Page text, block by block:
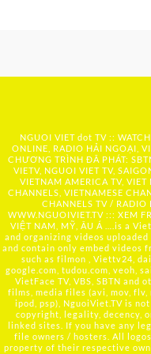
NGUOI VIET dot TV ::
ONLINE, RADIO HẢI NGOẠI,
CHƯƠNG TRÌNH ĐÃ PHÁT:
VIETV, NGUOI VIET TV,
VIETNAM AMERICA TV, VIET
CHANNELS, VIETNAMESE
CHANNELS TV / RADIO
WWW.NGUOIVIET.TV ::: XEM
VIỆT NAM, MỸ, ÂU Á ….is a
and organizing videos
and contain only embed videos
such as filmon , Viettv24,
google.com, tudou.com, veoh,
VietFace TV, VBS, SBTN and
films, media files (avi, mov, flv,
ipod, psp), NguoiViet.TV is
copyright, legality, decency,
linked sites. If you have any
file owners / hosters. All
property of their respective